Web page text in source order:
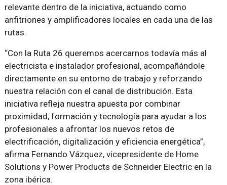
relevante dentro de la iniciativa, actuando como
anfitriones y amplificadores locales en cada una de las
rutas.
“Con la Ruta 26 queremos acercarnos todavía más al
electricista e instalador profesional, acompañándole
directamente en su entorno de trabajo y reforzando
nuestra relación con el canal de distribución. Esta
iniciativa refleja nuestra apuesta por combinar
proximidad, formación y tecnología para ayudar a los
profesionales a afrontar los nuevos retos de
electrificación, digitalización y eficiencia energética”,
afirma Fernando Vázquez, vicepresidente de Home
Solutions y Power Products de Schneider Electric en la
zona ibérica.